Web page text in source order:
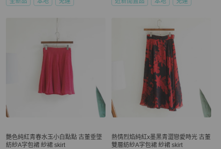
艷色純紅青春水玉小白點點 古董垂墜
紡紗A字包裙 紗裙 skirt
熱情烈焰純紅x墨黑青澀戀愛時光 古董
雙層紡紗A字包裙 紗裙 skirt